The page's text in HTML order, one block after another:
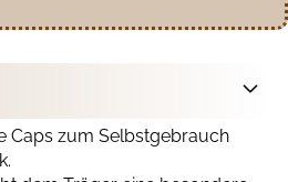
Caps zum Selbstgebrauch